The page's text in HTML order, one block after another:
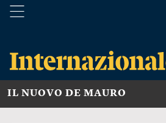
IL NUOVO DE MAURO